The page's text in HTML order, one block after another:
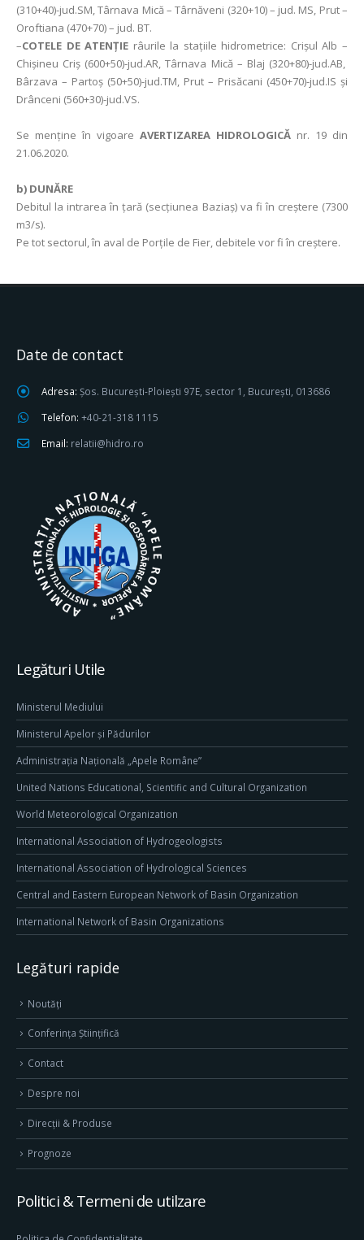
(310+40)-jud.SM, Târnava Mică – Târnăveni (320+10) – jud. MS, Prut –
Oroftiana (470+70) – jud. BT.
–COTELE DE ATENȚIE râurile la stațiile hidrometrice: Crișul Alb –
Chișineu Criș (600+50)-jud.AR, Târnava Mică – Blaj (320+80)-jud.AB,
Bârzava – Partoș (50+50)-jud.TM, Prut – Prisăcani (450+70)-jud.IS și
Drânceni (560+30)-jud.VS.
Se menține în vigoare AVERTIZAREA HIDROLOGICĂ nr. 19 din
21.06.2020.
b) DUNĂRE
Debitul la intrarea în ţară (secţiunea Baziaş) va fi în creştere (7300
m3/s).
Pe tot sectorul, în aval de Porţile de Fier, debitele vor fi în creştere.
Date de contact
Adresa: Șos. București-Ploiești 97E, sector 1, București, 013686
Telefon: +40-21-318 1115
Email: relatii@hidro.ro
Legături Utile
Ministerul Mediului
Ministerul Apelor și Pădurilor
Administrația Națională „Apele Române”
United Nations Educational, Scientific and Cultural Organization
World Meteorological Organization
International Association of Hydrogeologists
International Association of Hydrological Sciences
Central and Eastern European Network of Basin Organization
International Network of Basin Organizations
Legături rapide
Noutăți
Conferința Științifică
Contact
Despre noi
Direcţii & Produse
Prognoze
Politici & Termeni de utilzare